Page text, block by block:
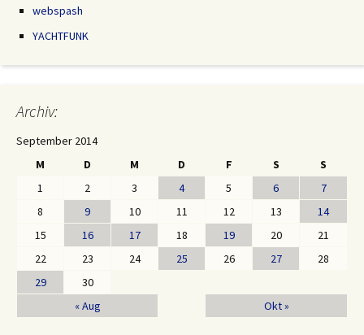
webspash
YACHTFUNK
Archiv:
September 2014
M
D M D F S S
« Aug Okt »
1 2 3 4 5 6
7
8
9 10 11 12 13
14
15
16 17 18 19 20
21
22
23 24 25 26 27
28
29
30